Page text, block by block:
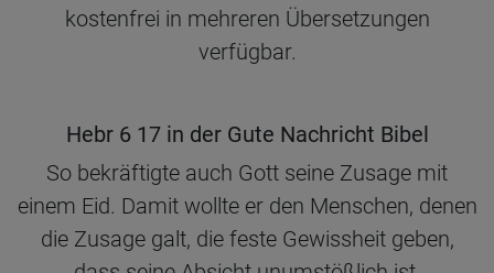
kostenfrei in mehreren Übersetzungen
verfügbar.
Hebr 6 17 in der Gute Nachricht Bibel
So bekräftigte auch Gott seine Zusage mit
einem Eid. Damit wollte er den Menschen, denen
die Zusage galt, die feste Gewissheit geben,